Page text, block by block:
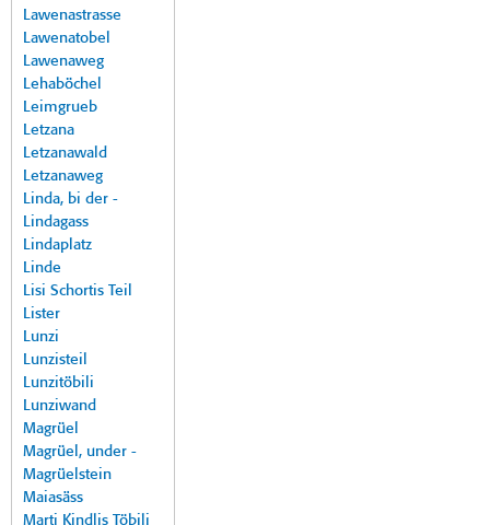
Lawenastrasse
Lawenatobel
Lawenaweg
Lehaböchel
Leimgrueb
Letzana
Letzanawald
Letzanaweg
Linda, bi der -
Lindagass
Lindaplatz
Linde
Lisi Schortis Teil
Lister
Lunzi
Lunzisteil
Lunzitöbili
Lunziwand
Magrüel
Magrüel, under -
Magrüelstein
Maiasäss
Marti Kindlis Töbili